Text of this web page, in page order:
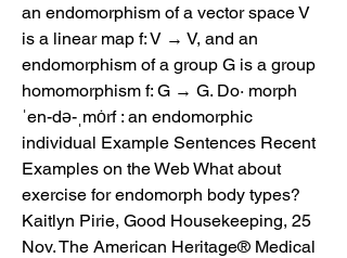
an endomorphism of a vector space V
is a linear map f: V → V, and an
endomorphism of a group G is a group
homomorphism f: G → G. Do· morph
ˈen-də-ˌmȯrf : an endomorphic
individual Example Sentences Recent
Examples on the Web What about
exercise for endomorph body types?
Kaitlyn Pirie, Good Housekeeping, 25
Nov. The American Heritage® Medical